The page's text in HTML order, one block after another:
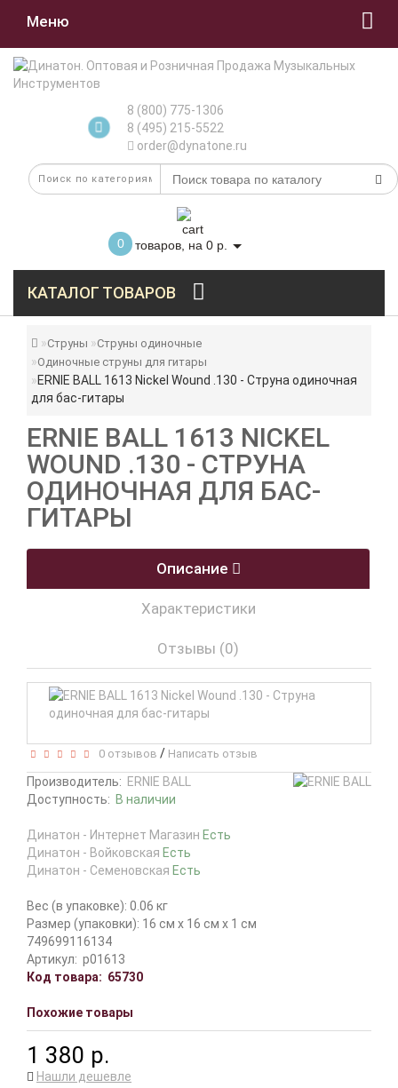
Меню
8 (800) 775-1306
8 (495) 215-5522
order@dynatone.ru
0 товаров, на 0 р.
КАТАЛОГ ТОВАРОВ
Струны
Струны одиночные
Одиночные струны для гитары
ERNIE BALL 1613 Nickel Wound .130 - Струна одиночная
для бас-гитары
ERNIE BALL 1613 NICKEL
WOUND .130 - СТРУНА
ОДИНОЧНАЯ ДЛЯ БАС-
ГИТАРЫ
Описание
Характеристики
Отзывы (0)
0 отзывов / Написать отзыв
Производитель: ERNIE BALL
Доступность: В наличии
Динатон - Интернет Магазин Есть
Динатон - Войковская Есть
Динатон - Семеновская Есть
Вес (в упаковке): 0.06 кг
Размер (упаковки): 16 см x 16 см x 1 см
749699116134
Артикул: p01613
Код товара: 65730
Похожие товары
1 380 р.
Нашли дешевле